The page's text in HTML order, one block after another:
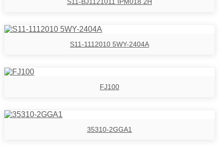
S11-BJ1121011 IPM018 2H
S11-1112010 5WY-2404A
FJ100
35310-2GGA1